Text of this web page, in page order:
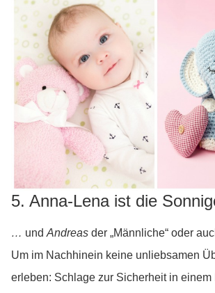
5. Anna-Lena ist die
… und Andreas der „Männliche“ oder
Um im Nachhinein keine unliebsamen
erleben: Schlage zur Sicherheit in einem